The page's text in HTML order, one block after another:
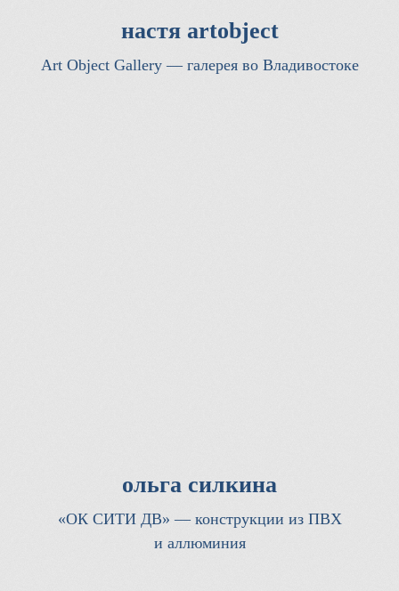
настя artobject
Art Object Gallery — галерея во Владивостоке
ольга силкина
«ОК СИТИ ДВ» — конструкции из ПВХ
и аллюминия